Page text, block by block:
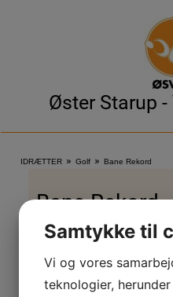
Øster Starup -
IDRÆTTER » Golf » Bane Rekord
Bane Rekord
Rene Clausen på 54 slag
Samtykke til
Vi og vores
teknologier,